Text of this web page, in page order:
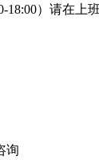
18:00）请在上
询